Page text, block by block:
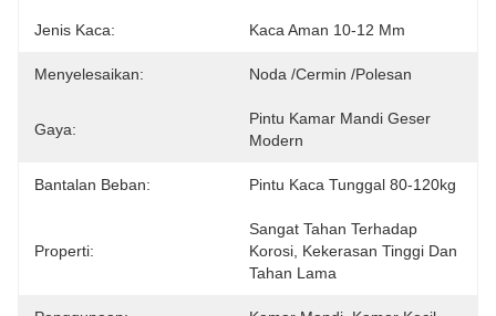
Jenis Kaca: Kaca Aman 10-12 Mm
Menyelesaikan: Noda /cermin /polesan
Gaya:
Pintu Kamar Mandi Geser
Modern
Bantalan Beban: Pintu Kaca Tunggal 80-120kg
Properti:
Sangat Tahan Terhadap
Korosi, Kekerasan Tinggi Dan
Tahan Lama